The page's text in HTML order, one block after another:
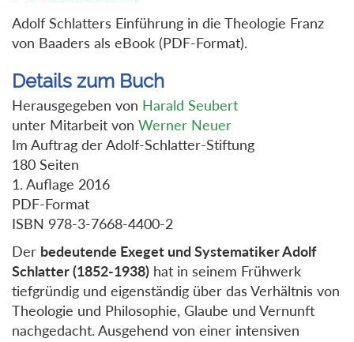
Adolf Schlatters Einführung in die Theologie Franz
von Baaders als eBook (PDF-Format).
Details zum Buch
Herausgegeben von Harald Seubert
unter Mitarbeit von Werner Neuer
Im Auftrag der Adolf-Schlatter-Stiftung
180 Seiten
1. Auflage 2016
PDF-Format
ISBN 978-3-7668-4400-2
Der bedeutende Exeget und Systematiker Adolf
Schlatter (1852-1938) hat in seinem Frühwerk
tiefgründig und eigenständig über das Verhältnis von
Theologie und Philosophie, Glaube und Vernunft
nachgedacht. Ausgehend von einer intensiven